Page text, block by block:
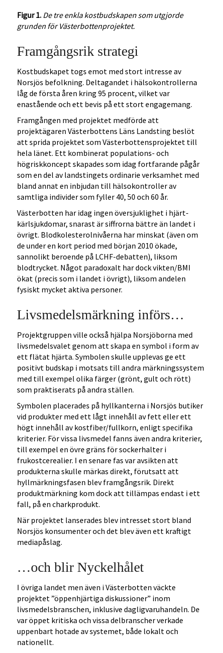
Figur 1. De tre enkla kostbudskapen som utgjorde
grunden för Västerbottenprojektet.
Framgångsrik strategi
Kostbudskapet togs emot med stort intresse av
Norsjös befolkning. Deltagandet i hälsokontrollerna
låg de första åren kring 95 procent, vilket var
enastående och ett bevis på ett stort engagemang.
Framgången med projektet medförde att
projektägaren Västerbottens Läns Landsting beslöt
att sprida projektet som Västerbottensprojektet till
hela länet. Ett kombinerat populations- och
högriskkoncept skapades som idag fortfarande pågår
som en del av landstingets ordinarie verksamhet med
bland annat en inbjudan till hälsokontroller av
samtliga individer som fyller 40, 50 och 60 år.
Västerbotten har idag ingen översjuklighet i hjärt-
kärlsjukdomar, snarast är siffrorna bättre än landet i
övrigt. Blodkolesterolnivåerna har minskat (även om
de under en kort period med början 2010 ökade,
sannolikt beroende på LCHF-debatten), liksom
blodtrycket. Något paradoxalt har dock vikten/BMI
ökat (precis som i landet i övrigt), liksom andelen
fysiskt mycket aktiva personer.
Livsmedelsmärkning införs…
Projektgruppen ville också hjälpa Norsjöborna med
livsmedelsvalet genom att skapa en symbol i form av
ett flätat hjärta. Symbolen skulle upplevas ge ett
positivt budskap i motsats till andra märkningssystem
med till exempel olika färger (grönt, gult och rött)
som praktiserats på andra ställen.
Symbolen placerades på hyllkanterna i Norsjös butiker
vid produkter med ett lågt innehåll av fett eller ett
högt innehåll av kostfiber/fullkorn, enligt specifika
kriterier. För vissa livsmedel fanns även andra kriterier,
till exempel en övre gräns för sockerhalter i
frukostcerealier. I en senare fas var avsikten att
produkterna skulle märkas direkt, förutsatt att
hyllmärkningsfasen blev framgångsrik. Direkt
produktmärkning kom dock att tillämpas endast i ett
fall, på en charkprodukt.
När projektet lanserades blev intresset stort bland
Norsjös konsumenter och det blev även ett kraftigt
mediapåslag.
…och blir Nyckelhålet
I övriga landet men även i Västerbotten väckte
projektet ”öppenhjärtiga diskussioner” inom
livsmedelsbranschen, inklusive dagligvaruhandeln. De
var öppet kritiska och vissa delbranscher verkade
uppenbart hotade av systemet, både lokalt och
nationellt.